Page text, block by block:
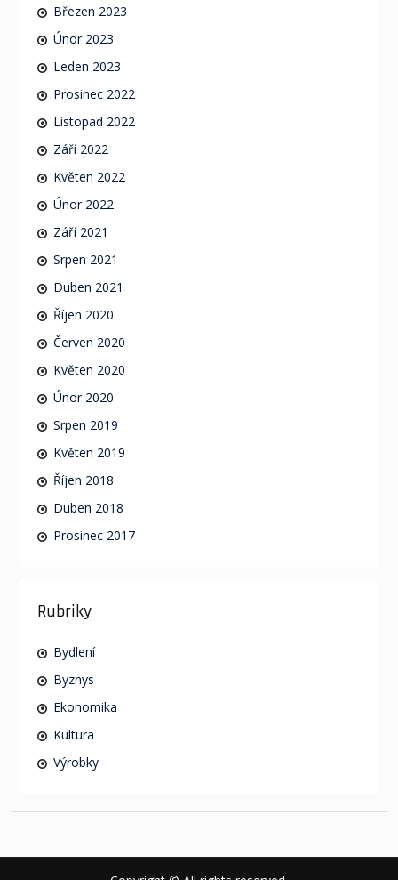
Březen 2023
Únor 2023
Leden 2023
Prosinec 2022
Listopad 2022
Září 2022
Květen 2022
Únor 2022
Září 2021
Srpen 2021
Duben 2021
Říjen 2020
Červen 2020
Květen 2020
Únor 2020
Srpen 2019
Květen 2019
Říjen 2018
Duben 2018
Prosinec 2017
Rubriky
Bydlení
Byznys
Ekonomika
Kultura
Výrobky